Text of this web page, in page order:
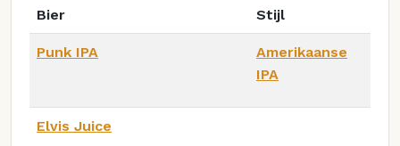
Bier Stijl
Punk IPA
Amerikaanse
IPA
Elvis Juice